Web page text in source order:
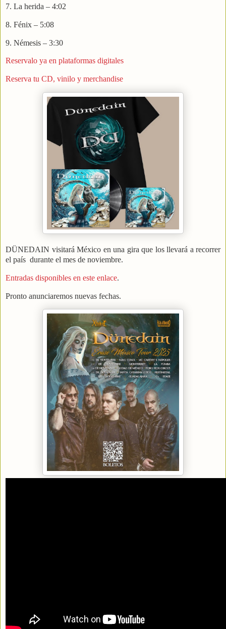
7. La herida – 4:02
8. Fénix – 5:08
9. Némesis – 3:30
Reservalo ya en plataformas digitales
Reserva tu CD, vinilo y merchandise
DÜNEDAIN visitará México en una gira que los llevará a recorrer
el país durante el mes de noviembre.
Entradas disponibles en este enlace.
Pronto anunciaremos nuevas fechas.